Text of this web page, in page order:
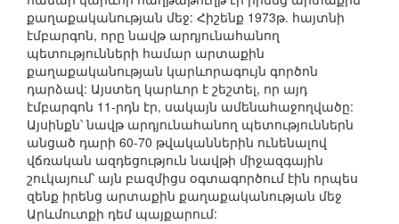
քաղաքականության մեջ: Հիշենք 1973թ. հայտնի
էմբարգոն, որը նավթ արդյունահանող
պետությունների համար արտաքին
քաղաքականության կարևորագույն գործոն
դարձավ: Այստեղ կարևոր է շեշտել, որ այդ
էմբարգոն 11-րդն էր, սակայն ամենահաջողվածը:
Այսինքն՝ նավթ արդյունահանող պետություններն
անցած դարի 60-70 թվականներին ունենալով
վճռական ազդեցություն նավթի միջազգային
շուկայում՝ այն բազմիցս օգտագործում էին որպես
զենք իրենց արտաքին քաղաքականության մեջ
Արևմուտքի դեմ պայքարում: